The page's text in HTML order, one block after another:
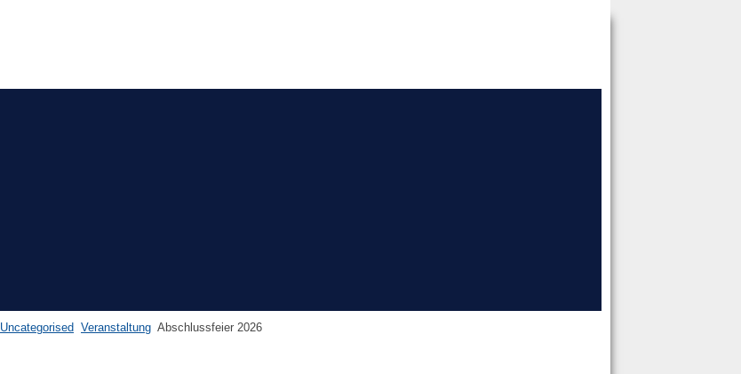
Uncategorised Veranstaltung Abschlussfeier 2026